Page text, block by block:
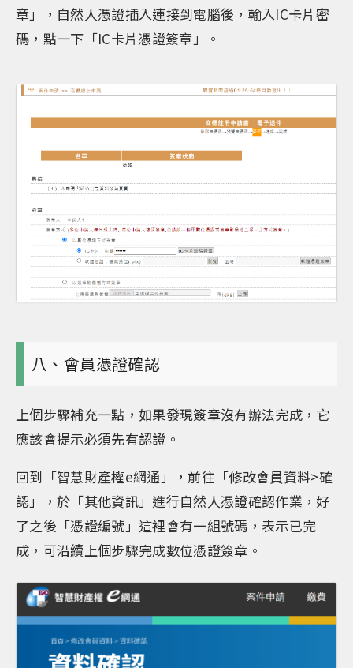
章」，自然人憑證插入連接到電腦後，輸入IC卡片密
碼，點一下「IC卡片憑證簽章」。
八、會員憑證確認
上個步驟補充一點，如果發現簽章沒有辦法完成，它
應該會提示必須先有認證。
回到「智慧財產權e網通」，前往「修改會員資料>確
認」，於「其他資訊」進行自然人憑證確認作業，好
了之後「憑證編號」這裡會有一組號碼，表示已完
成，可沿續上個步驟完成數位憑證簽章。